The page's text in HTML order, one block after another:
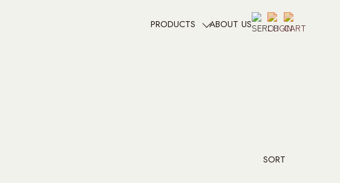
PRODUCTS ABOUT US
SORT